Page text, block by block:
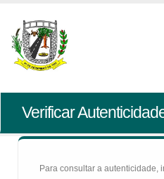
Verificar
Para consultar a autenticidade,